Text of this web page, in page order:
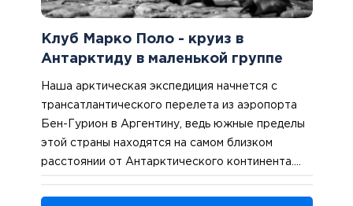
Клуб Марко Поло - круиз в
Антарктиду в маленькой группе
Наша арктическая экспедиция начнется с
трансатлантического перелета из аэропорта
Бен-Гурион в Аргентину, ведь южные пределы
этой страны находятся на самом близком
расстоянии от Антарктического континента.
посадкой в Европе, и, с учетом разницы часовых